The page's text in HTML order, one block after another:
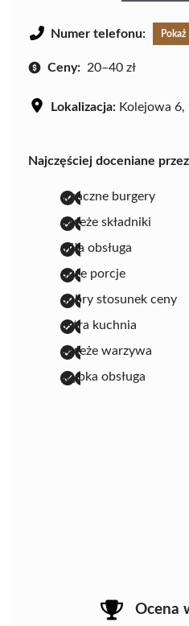
Numer telefonu:
Ceny: 20–40 zł
Lokalizacja: Kolejowa
Najczęściej doceniane
smaczne burgery
świeże składniki
miła obsługa
duże porcje
dobry stosunek ceny
ostra kuchnia
świeże warzywa
szybka obsługa
Ocena